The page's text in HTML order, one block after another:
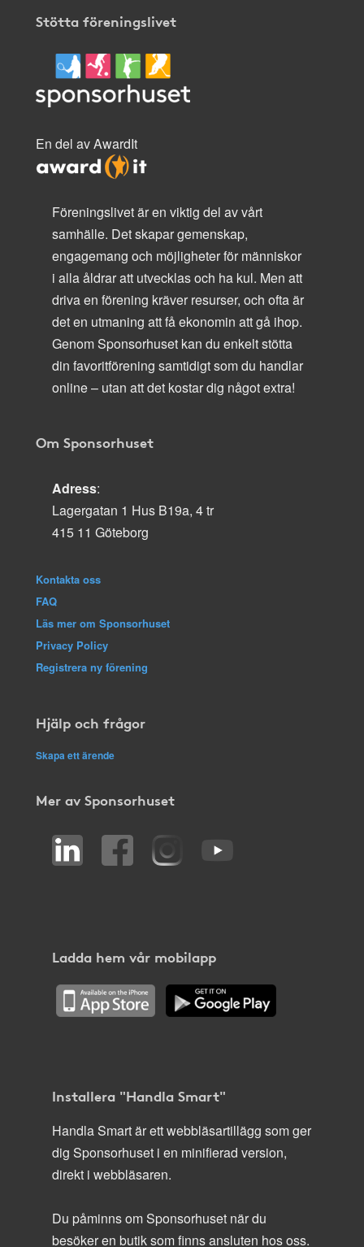
Stötta föreningslivet
En del av AwardIt
Föreningslivet är en viktig del av vårt
samhälle. Det skapar gemenskap,
engagemang och möjligheter för människor
i alla åldrar att utvecklas och ha kul. Men att
driva en förening kräver resurser, och ofta är
det en utmaning att få ekonomin att gå ihop.
Genom Sponsorhuset kan du enkelt stötta
din favoritförening samtidigt som du handlar
online – utan att det kostar dig något extra!
Om Sponsorhuset
Adress:
Lagergatan 1 Hus B19a, 4 tr
415 11 Göteborg
Kontakta oss
FAQ
Läs mer om Sponsorhuset
Privacy Policy
Registrera ny förening
Hjälp och frågor
Skapa ett ärende
Mer av Sponsorhuset
Ladda hem vår mobilapp
Installera "Handla Smart"
Handla Smart är ett webbläsartillägg som ger
dig Sponsorhuset i en minifierad version,
direkt i webbläsaren.
Du påminns om Sponsorhuset när du
besöker en butik som finns ansluten hos oss.